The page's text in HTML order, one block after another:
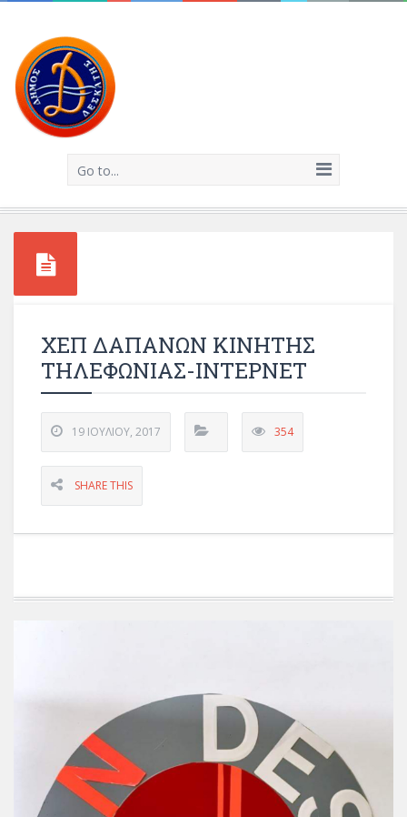
Go to...
ΧΕΠ ΔΑΠΑΝΩΝ ΚΙΝΗΤΗΣ
ΤΗΛΕΦΩΝΙΑΣ-ΙΝΤΕΡΝΕΤ
19 ΙΟΥΛΊΟΥ, 2017 354
SHARE THIS